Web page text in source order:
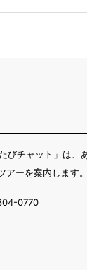
びチャット」は、
ーを案内します。
0770